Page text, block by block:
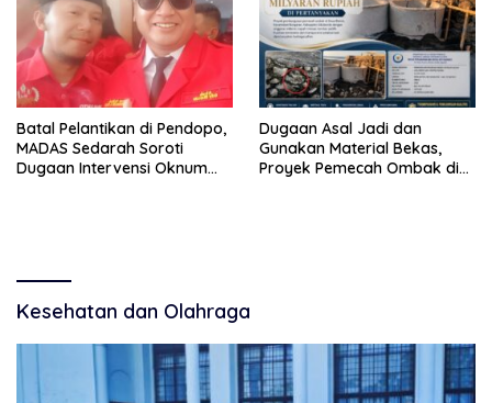
Batal Pelantikan di Pendopo,
MADAS Sedarah Soroti
Dugaan Intervensi Oknum
Dugaan Asal Jadi dan
Gunakan Material Bekas,
Proyek Pemecah Ombak di
Kesehatan dan Olahraga